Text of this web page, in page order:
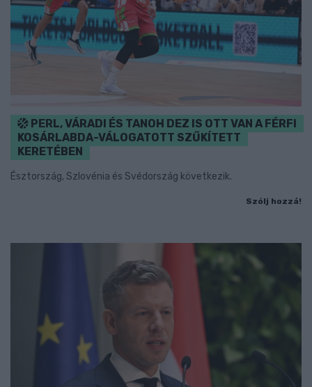
PERL, VÁRADI ÉS TANOH DEZ IS OTT VAN A FÉRFI
KOSÁRLABDA-VÁLOGATOTT SZŰKÍTETT
KERETÉBEN
Észtország, Szlovénia és Svédország következik.
Szólj hozzá!